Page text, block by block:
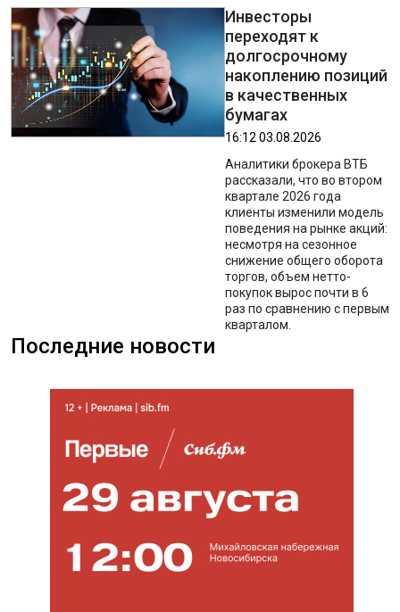
Инвесторы
переходят к
долгосрочному
накоплению позиций
в качественных
бумагах
16:12 03.08.2026
Аналитики брокера ВТБ
рассказали, что во втором
квартале 2026 года
клиенты изменили модель
поведения на рынке акций:
несмотря на сезонное
снижение общего оборота
торгов, объем нетто-
покупок вырос почти в 6
раз по сравнению с первым
кварталом.
Последние новости